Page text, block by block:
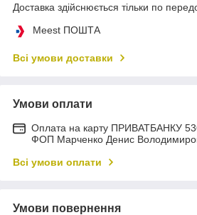
Доставка здійснюється тільки по
Meest ПОШТА
Всі умови доставки
Умови оплати
Оплата на карту ПРИВАТБАНКУ
ФОП Марченко Денис
Всі умови оплати
Умови повернення